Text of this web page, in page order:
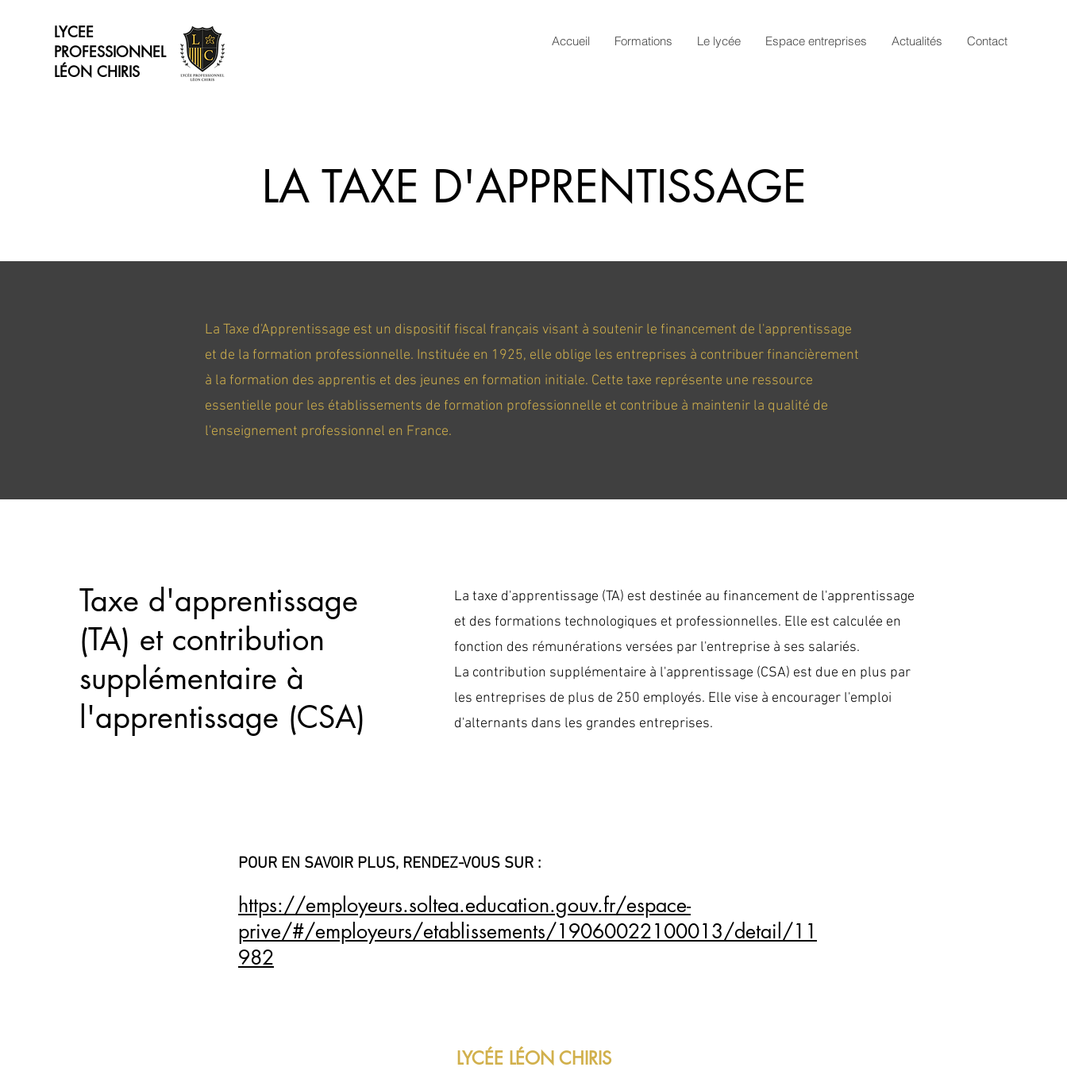
LYCEE
PROFESSIONNEL
LÉON CHIRIS
Accueil Formations Le lycée Espace entreprises Actualités Contact
LA TAXE D'APPRENTISSAGE
La Taxe d'Apprentissage est un dispositif fiscal français visant à soutenir le financement de l'apprentissage
et de la formation professionnelle. Instituée en 1925, elle oblige les entreprises à contribuer financièrement
à la formation des apprentis et des jeunes en formation initiale. Cette taxe représente une ressource
essentielle pour les établissements de formation professionnelle et contribue à maintenir la qualité de
l'enseignement professionnel en France.
Taxe d'apprentissage
(TA) et contribution
supplémentaire à
l'apprentissage (CSA)
La taxe d'apprentissage (TA) est destinée au financement de l'apprentissage
et des formations technologiques et professionnelles. Elle est calculée en
fonction des rémunérations versées par l'entreprise à ses salariés.
La contribution supplémentaire à l'apprentissage (CSA) est due en plus par
les entreprises de plus de 250 employés. Elle vise à encourager l'emploi
d'alternants dans les grandes entreprises.
POUR EN SAVOIR PLUS, RENDEZ-VOUS SUR :
https://employeurs.soltea.education.gouv.fr/espace-
prive/#/employeurs/etablissements/19060022100013/detail/11
982
LYCÉE LÉON CHIRIS